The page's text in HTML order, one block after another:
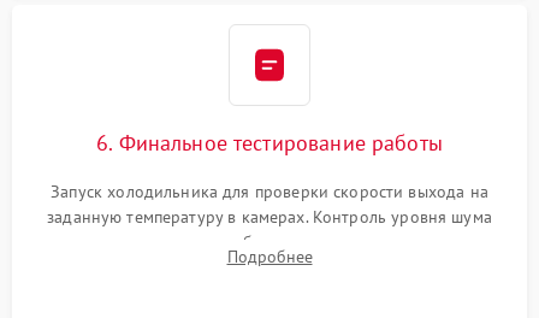
6. Финальное тестирование работы
Запуск холодильника для проверки скорости выхода на
заданную температуру в камерах. Контроль уровня шума
компрессора, отсутствия обмерзания стенок и корректного
срабатывания системы автоматической оттайки.
Подробнее